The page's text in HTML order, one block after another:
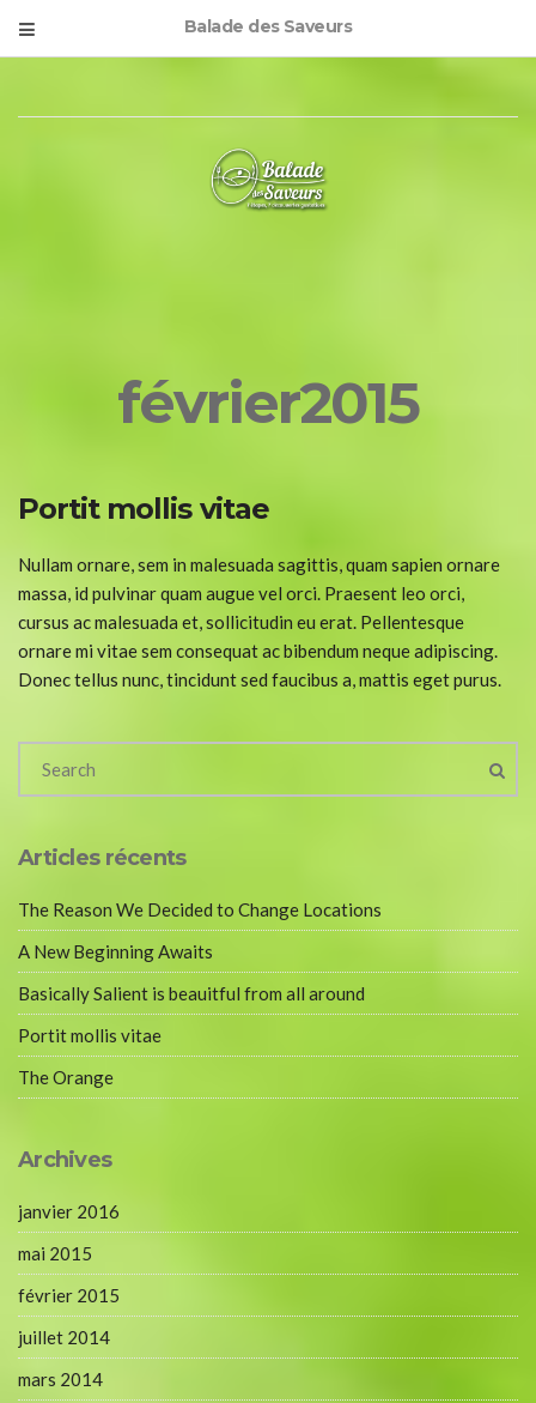
Balade des Saveurs
février2015
Portit mollis vitae
Nullam ornare, sem in malesuada sagittis, quam sapien ornare
massa, id pulvinar quam augue vel orci. Praesent leo orci,
cursus ac malesuada et, sollicitudin eu erat. Pellentesque
ornare mi vitae sem consequat ac bibendum neque adipiscing.
Donec tellus nunc, tincidunt sed faucibus a, mattis eget purus.
Articles récents
The Reason We Decided to Change Locations
A New Beginning Awaits
Basically Salient is beauitful from all around
Portit mollis vitae
The Orange
Archives
janvier 2016
mai 2015
février 2015
juillet 2014
mars 2014